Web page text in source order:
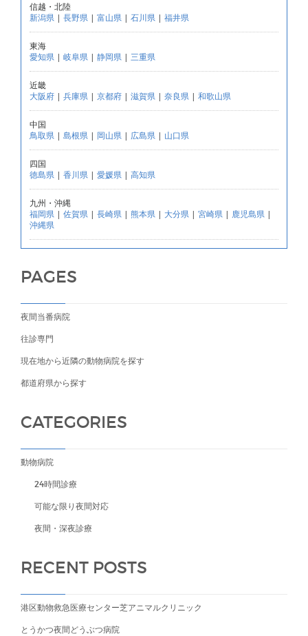
信越・北陸
新潟県 | 長野県 | 富山県 | 石川県 | 福井県
東海
愛知県 | 岐阜県 | 静岡県 | 三重県
近畿
大阪府 | 兵庫県 | 京都府 | 滋賀県 | 奈良県 | 和歌山県
中国
鳥取県 | 島根県 | 岡山県 | 広島県 | 山口県
四国
徳島県 | 香川県 | 愛媛県 | 高知県
九州・沖縄
福岡県 | 佐賀県 | 長崎県 | 熊本県 | 大分県 | 宮崎県 | 鹿児島県 |
沖縄県
PAGES
夜間当番病院
往診専門
現在地から近隣の動物病院を探す
都道府県から探す
CATEGORIES
動物病院
24時間診療
可能な限り夜間対応
夜間・深夜診療
RECENT POSTS
港区動物救急医療センター芝アニマルクリニック
とうかつ夜間どうぶつ病院